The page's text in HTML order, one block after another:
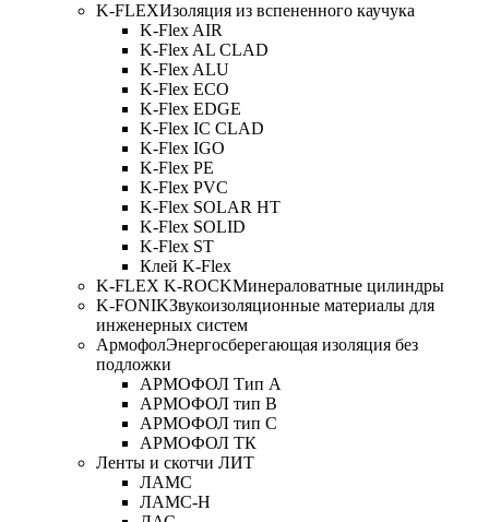
K-FLEXИзоляция из вспененного каучука
K-Flex AIR
K-Flex AL CLAD
K-Flex ALU
K-Flex ECO
K-Flex EDGE
K-Flex IC CLAD
K-Flex IGO
K-Flex PE
K-Flex PVC
K-Flex SOLAR HT
K-Flex SOLID
K-Flex ST
Клей K-Flex
K-FLEX K-ROCKМинераловатные цилиндры
K-FONIKЗвукоизоляционные материалы для
инженерных систем
АрмофолЭнергосберегающая изоляция без
подложки
АРМОФОЛ Тип А
АРМОФОЛ тип В
АРМОФОЛ тип C
АРМОФОЛ ТК
Ленты и скотчи ЛИТ
ЛАМС
ЛАМС-Н